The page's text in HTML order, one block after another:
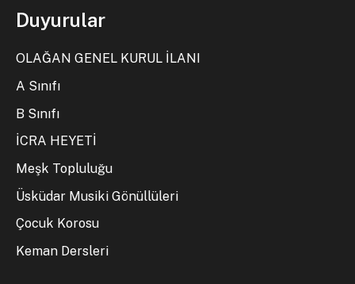
Duyurular
OLAĞAN GENEL KURUL İLANI
A Sınıfı
B Sınıfı
İCRA HEYETİ
Meşk Topluluğu
Üsküdar Musiki Gönüllüleri
Çocuk Korosu
Keman Dersleri